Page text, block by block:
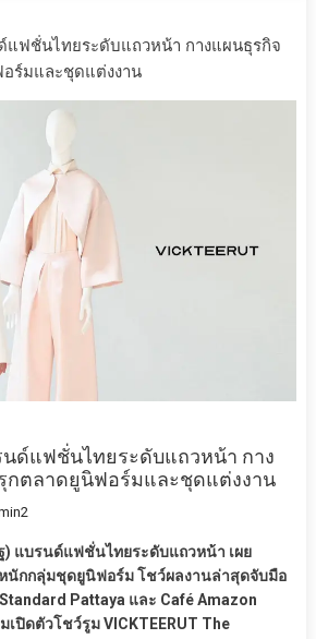
ด์แฟชั่นไทยระดับแถวหน้า กางแผนธุรกิจ
ร์มและชุดแต่งงาน
นด์แฟชั่นไทยระดับแถวหน้า กาง
กตลาดยูนิฟอร์มและชุดแต่งงาน
) แบรนด์แฟชั่นไทยระดับแถวหน้า เผย
นักกลุ่มชุดยูนิฟอร์ม โชว์ผลงานล่าสุดจับมือ
Pattaya และ Café Amazon
เปิดตัวโชว์รูม VICKTEERUT The